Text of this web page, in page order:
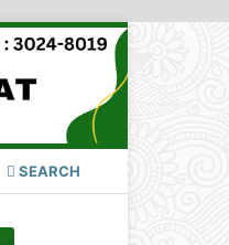
SEARCH